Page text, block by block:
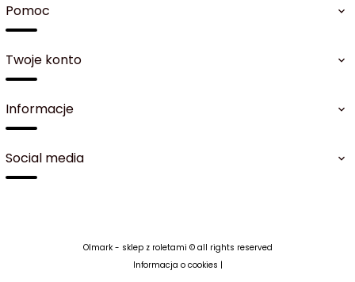
Pomoc
Twoje konto
Informacje
Social media
Olmark - sklep z roletami © all rights reserved
Informacja o cookies |